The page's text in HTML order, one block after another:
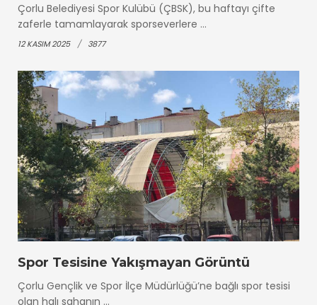
Çorlu Belediyesi Spor Kulübü (ÇBSK), bu haftayı çifte
zaferle tamamlayarak sporseverlere ...
12 KASIM 2025 3877
Spor Tesisine Yakışmayan Görüntü
Çorlu Gençlik ve Spor İlçe Müdürlüğü’ne bağlı spor tesisi
olan halı sahanın ...